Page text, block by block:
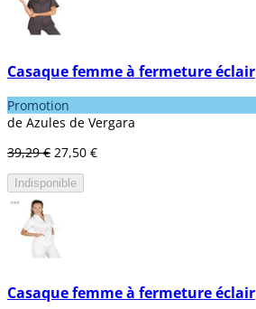
Casaque femme à fermeture éclair
Promotion
de Azules de Vergara
39,29 € 27,50 €
Indisponible
Casaque femme à fermeture éclair